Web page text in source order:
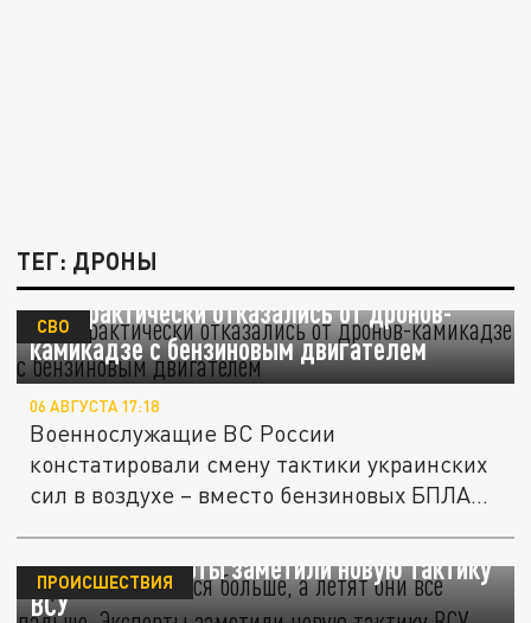
ТЕГ: ДРОНЫ
ВСУ практически отказались от дронов-
камикадзе с бензиновым двигателем
СВО
06 АВГУСТА 17:18
Военнослужащие ВС России
констатировали смену тактики украинских
сил в воздухе – вместо бензиновых БПЛА
Дронов становится больше, а летят они всё
дальше. Эксперты заметили новую тактику
ВСУ
ПРОИСШЕСТВИЯ